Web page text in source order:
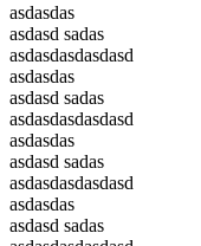
asdasdas
asdasd sadas
asdasdasdasdasd
asdasdas
asdasd sadas
asdasdasdasdasd
asdasdas
asdasd sadas
asdasdasdasdasd
asdasdas
asdasd sadas